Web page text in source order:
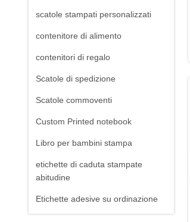
scatole stampati personalizzati
contenitore di alimento
contenitori di regalo
Scatole di spedizione
Scatole commoventi
Custom Printed notebook
Libro per bambini stampa
etichette di caduta stampate
abitudine
Etichette adesive su ordinazione